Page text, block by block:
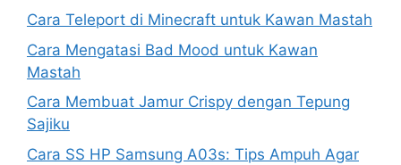
Cara Teleport di Minecraft untuk Kawan Mastah
Cara Mengatasi Bad Mood untuk Kawan
Mastah
Cara Membuat Jamur Crispy dengan Tepung
Sajiku
Cara SS HP Samsung A03s: Tips Ampuh Agar